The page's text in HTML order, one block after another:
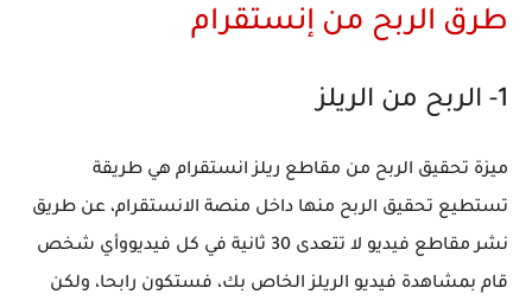
طرق الربح من إنستقرام
1- الربح من الريلز
ميزة تحقيق الربح من مقاطع ريلز انستقرام هي طريقة
تستطيع تحقيق الربح منها داخل منصة الانستقرام، عن طريق
نشر مقاطع فيديو لا تتعدى 30 ثانية في كل فيديووأي شخص
قام بمشاهدة فيديو الريلز الخاص بك، فستكون رابحا، ولكن